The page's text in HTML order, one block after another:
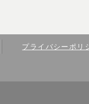
プライバシーポリ